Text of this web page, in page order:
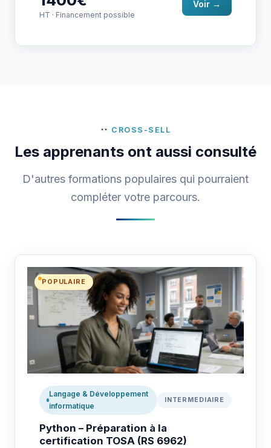
HT · Financement possible
Voir →
CROSS-SELL
Les apprenants ont aussi consulté
D'autres formations populaires qui pourraient
compléter votre parcours.
POPULAIRE
Langage & Développement
informatique
INTERMEDIAIRE
Python – Préparation à la
certification TOSA (RS 6962)